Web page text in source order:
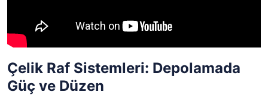
Çelik Raf Sistemleri: Depolamada
Güç ve Düzen